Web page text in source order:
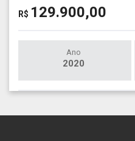
R$ 129.900,00
Ano
2020